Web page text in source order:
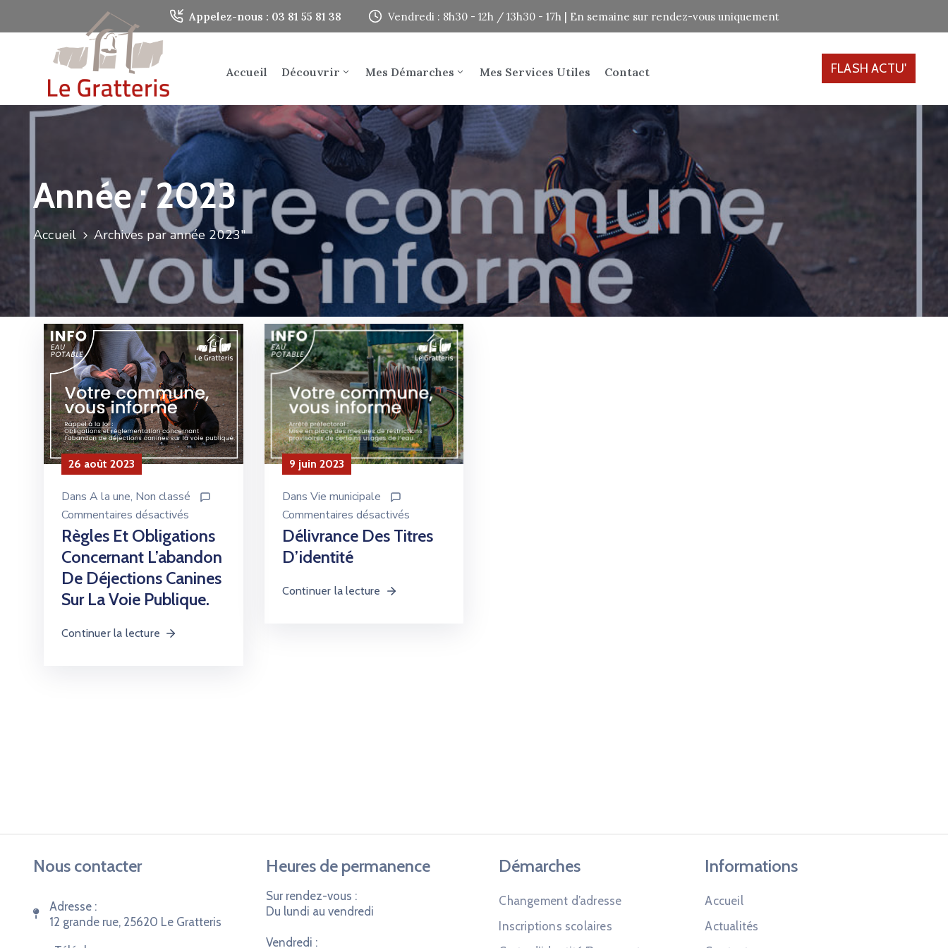
Appelez-nous : 03 81 55 81 38 Vendredi : 8h30 - 12h / 13h30 - 17h | En semaine sur rendez-vous uniquement
Accueil Découvrir Mes Démarches Mes Services Utiles Contact FLASH ACTU'
Année :2023
Accueil Archives par année 2023"
26 août 2023
Dans A la une‚ Non classé
Commentaires désactivés
Règles Et Obligations
Concernant L’abandon
De Déjections Canines
Sur La Voie Publique.
Continuer la lecture
9 juin 2023
Dans Vie municipale
Commentaires désactivés
Délivrance Des Titres
D’identité
Continuer la lecture
Nous contacter
Adresse :
12 grande rue, 25620 Le Gratteris
Heures de permanence
Sur rendez-vous :
Du lundi au vendredi
Vendredi :
Démarches
Changement d’adresse
Inscriptions scolaires
Informations
Accueil
Actualités
Panneau de gestion des cookies